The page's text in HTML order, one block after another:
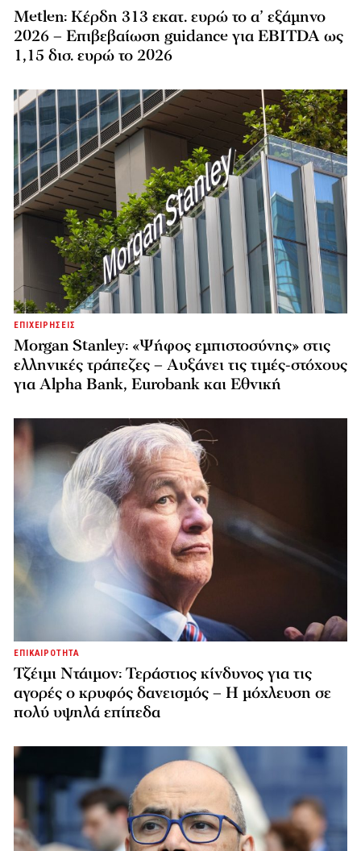
Metlen: Κέρδη 313 εκατ. ευρώ το α’ εξάμηνο
2026 – Επιβεβαίωση guidance για EBITDA ως
1,15 δισ. ευρώ το 2026
ΕΠΙΧΕΙΡΗΣΕΙΣ
Morgan Stanley: «Ψήφος εμπιστοσύνης» στις
ελληνικές τράπεζες – Αυξάνει τις τιμές-στόχους
για Alpha Bank, Eurobank και Εθνική
ΕΠΙΚΑΙΡΟΤΗΤΑ
Τζέιμι Ντάιμον: Τεράστιος κίνδυνος για τις
αγορές ο κρυφός δανεισμός – Η μόχλευση σε
πολύ υψηλά επίπεδα